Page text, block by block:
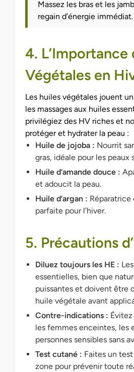
Massez les bras et les
regain d’énergie immédiat.
4. L’Importance
Végétales en
Les huiles végétales jouent
les massages aux huiles
privilégiez des HV riches et
protéger et hydrater la peau :
Huile de jojoba : Nourrit
gras, idéale pour les peaux
Huile d’amande douce :
et adoucit la peau.
Huile d’argan :
parfaite pour l’hiver.
5. Précautions
Diluez toujours les HE :
essentielles, bien que
puissantes et doivent être
huile végétale avant
Contre-indications :
les femmes enceintes, les
personnes sensibles sans
Test cutané : Faites un
zone pour prévenir toute